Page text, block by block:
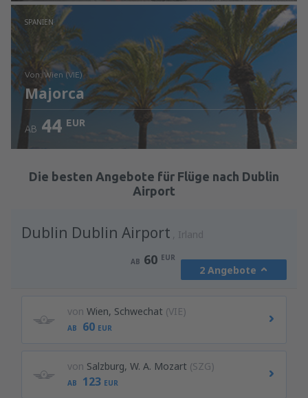
Prüfe die Einzelheiten
SPANIEN
von: Wien (VIE)
Majorca
Prüfe die Einzelheiten
AB 44 EUR
Die besten Angebote für Flüge nach Dublin
Airport
Dublin Dublin Airport Irland
AB 60 EUR
2 Angebote
von Wien, Schwechat (VIE)
AB 60 EUR
von Salzburg, W. A. Mozart (SZG)
AB 123 EUR